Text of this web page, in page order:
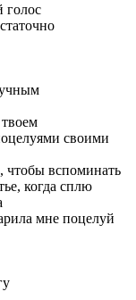
голос
своими
чтобы вспоминать
когда сплю
мне поцелуй